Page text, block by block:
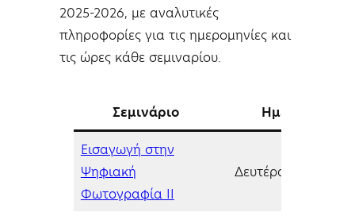
2025-2026, με αναλυτικές
πληροφορίες για τις ημερομηνίες και
τις ώρες κάθε σεμιναρίου.
Σεμινάριο Ημερομηνία
Εισαγωγή στην
Ψηφιακή
Φωτογραφία ΙΙ
Δευτέρα, 02/02/